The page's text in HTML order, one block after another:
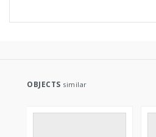
OBJECTS similar